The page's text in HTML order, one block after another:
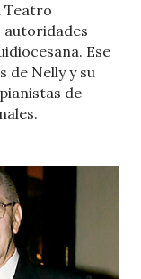
Teatro
autoridades
Ese
de Nelly y su
de